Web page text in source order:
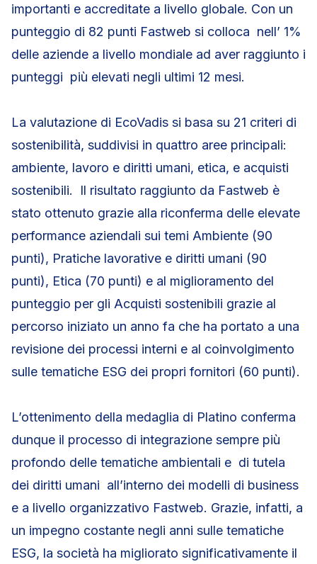
importanti e accreditate a livello globale. Con un
punteggio di 82 punti Fastweb si colloca nell’ 1%
delle aziende a livello mondiale ad aver raggiunto i
punteggi più elevati negli ultimi 12 mesi.
La valutazione di EcoVadis si basa su 21 criteri di
sostenibilità, suddivisi in quattro aree principali:
ambiente, lavoro e diritti umani, etica, e acquisti
sostenibili. Il risultato raggiunto da Fastweb è
stato ottenuto grazie alla riconferma delle elevate
performance aziendali sui temi Ambiente (90
punti), Pratiche lavorative e diritti umani (90
punti), Etica (70 punti) e al miglioramento del
punteggio per gli Acquisti sostenibili grazie al
percorso iniziato un anno fa che ha portato a una
revisione dei processi interni e al coinvolgimento
sulle tematiche ESG dei propri fornitori (60 punti).
L’ottenimento della medaglia di Platino conferma
dunque il processo di integrazione sempre più
profondo delle tematiche ambientali e di tutela
dei diritti umani all’interno dei modelli di business
e a livello organizzativo Fastweb. Grazie, infatti, a
un impegno costante negli anni sulle tematiche
ESG, la società ha migliorato significativamente il